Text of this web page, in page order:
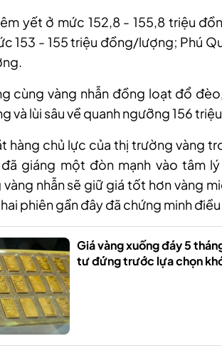
yết ở mức 152,8 - 155,8 triệu
153 - 155 triệu đồng/lượng; Phú
cùng vàng nhẫn đồng loạt đổ
và lùi sâu về quanh ngưỡng 156
hàng chủ lực của thị trường vàng
giáng một đòn mạnh vào tâm
nhẫn sẽ giữ giá tốt hơn vàng
phiên gần đây đã chứng minh
Giá vàng xuống đáy 5
tư đứng trước lựa chọn